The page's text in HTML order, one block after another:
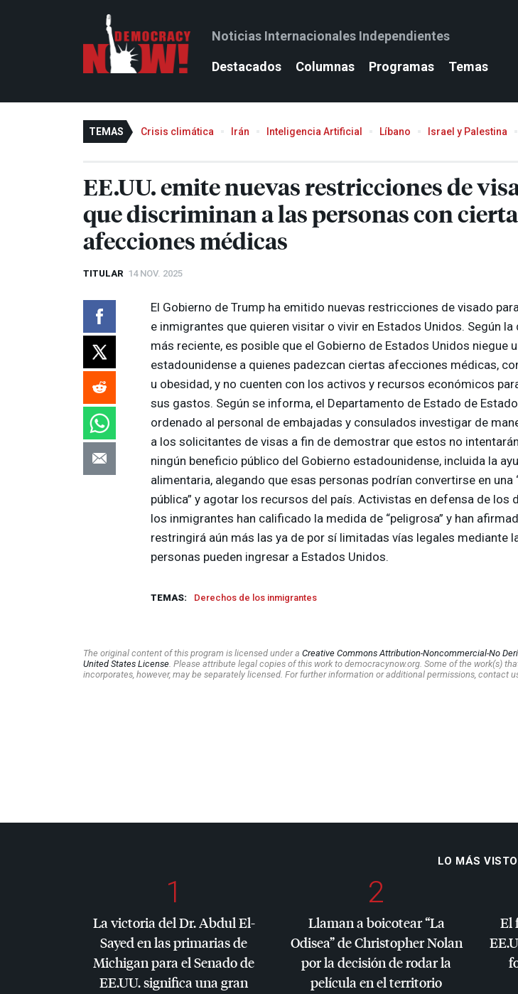
Noticias Internacionales Independientes
Destacados Columnas Programas Temas
TEMAS Crisis climática Irán Inteligencia Artificial Líbano Israel y Palestina
EE.UU. emite nuevas restricciones de
que discriminan a las personas con
afecciones médicas
TITULAR 14 NOV. 2025
El Gobierno de Trump ha emitido nuevas restricciones de visado
e inmigrantes que quieren visitar o vivir en Estados Unidos. Según la
más reciente, es posible que el Gobierno de Estados Unidos niegue
estadounidense a quienes padezcan ciertas afecciones médicas,
u obesidad, y no cuenten con los activos y recursos económicos
sus gastos. Según se informa, el Departamento de Estado de
ordenado al personal de embajadas y consulados investigar de
a los solicitantes de visas a fin de demostrar que estos no
ningún beneficio público del Gobierno estadounidense, incluida la
alimentaria, alegando que esas personas podrían convertirse en una
pública” y agotar los recursos del país. Activistas en defensa de los
los inmigrantes han calificado la medida de “peligrosa” y han
restringirá aún más las ya de por sí limitadas vías legales mediante
personas pueden ingresar a Estados Unidos.
TEMAS: Derechos de los inmigrantes
The original content of this program is licensed under a Creative Commons Attribution-Noncommercial-No
United States License . Please attribute legal copies of this work to democracynow.org. Some of the work(s)
incorporates, however, may be separately licensed. For further information or additional permissions, contact
LO MÁS VISTO
1
La victoria del Dr. Abdul El-
Sayed en las primarias de
Michigan para el Senado de
EE.UU. significa una gran
2
Llaman a boicotear “La
Odisea” de Christopher Nolan
por la decisión de rodar la
película en el territorio
El